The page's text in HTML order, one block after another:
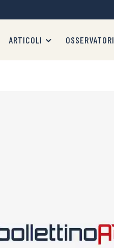
ARTICOLI OSSERVATORI